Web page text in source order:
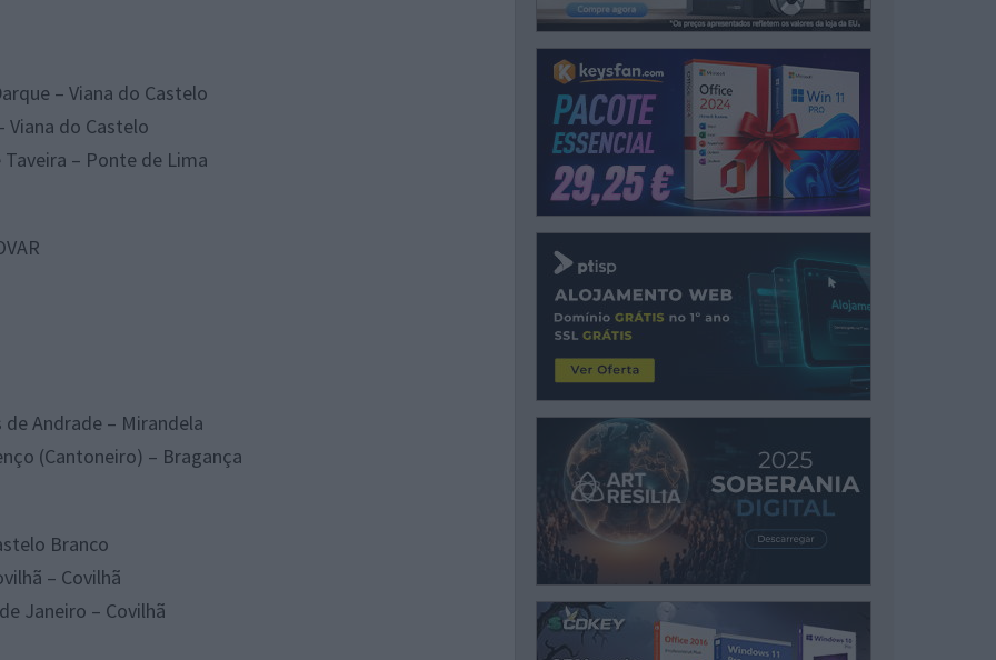
– Viana do Castelo
Viana do Castelo
– Ponte de Lima
Andrade – Mirandela
(Cantoneiro) – Bragança
Branco
– Covilhã
Janeiro – Covilhã